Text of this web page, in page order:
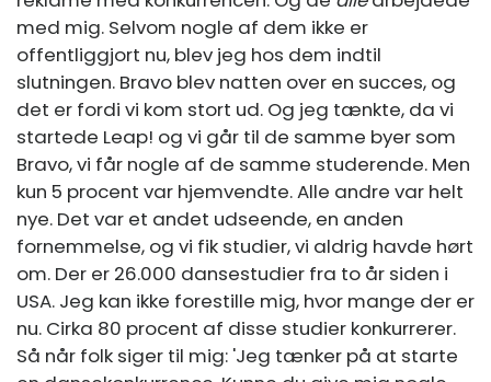
med mig. Selvom nogle af dem ikke er
offentliggjort nu, blev jeg hos dem indtil
slutningen. Bravo blev natten over en succes, og
det er fordi vi kom stort ud. Og jeg tænkte, da vi
startede Leap! og vi går til de samme byer som
Bravo, vi får nogle af de samme studerende. Men
kun 5 procent var hjemvendte. Alle andre var helt
nye. Det var et andet udseende, en anden
fornemmelse, og vi fik studier, vi aldrig havde hørt
om. Der er 26.000 dansestudier fra to år siden i
USA. Jeg kan ikke forestille mig, hvor mange der er
nu. Cirka 80 procent af disse studier konkurrerer.
Så når folk siger til mig: 'Jeg tænker på at starte